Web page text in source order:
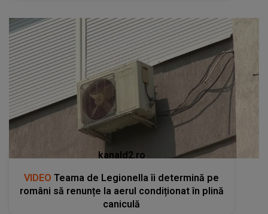
kanald2.ro
VIDEO Teama de Legionella îi determină pe
români să renunțe la aerul condiționat în plină
caniculă